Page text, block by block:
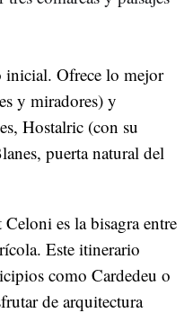
inicial. Ofrece lo mejor
y miradores) y
Hostalric (con su
puerta natural del
Celoni es la bisagra entre
Este itinerario
como Cardedeu o
de arquitectura